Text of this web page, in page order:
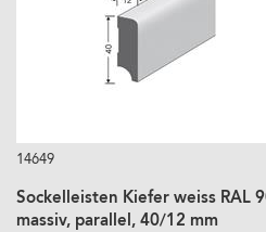
14649
Sockelleisten Kiefer weiss RAL
massiv, parallel, 40/12 mm